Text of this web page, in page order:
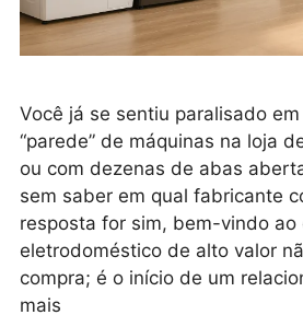
Você já se sentiu paralisado
“parede” de máquinas na loja
ou com dezenas de abas
sem saber em qual fabricante
resposta for sim, bem-vindo ao
eletrodoméstico de alto valor
compra; é o início de um
mais